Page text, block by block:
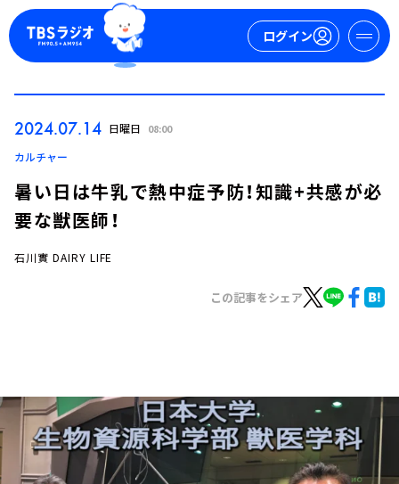
ログイン
お知らせ
イベント・グッズ
YouTube
会社情報
2024.07.14 日曜日 08:00
カルチャー
暑い日は牛乳で熱中症予防！知識+共感が必
要な獣医師！
石川實 DAIRY LIFE
この記事をシェア